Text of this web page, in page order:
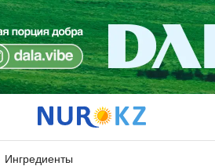
Ингредиенты